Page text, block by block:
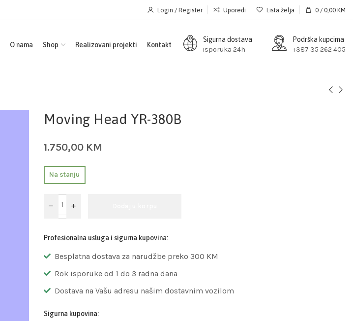
Login / Register Uporedi Lista želja 0 / 0,00 KM
O nama Shop Realizovani projekti Kontakt
Sigurna dostava
isporuka 24h
Podrška kupcima
+387 35 262 405
Moving Head YR-380B
1.750,00 KM
Na stanju
Profesionalna usluga i sigurna kupovina:
Besplatna dostava za narudžbe preko 300 KM
Rok isporuke od 1 do 3 radna dana
Dostava na Vašu adresu našim dostavnim vozilom
Sigurna kupovina: